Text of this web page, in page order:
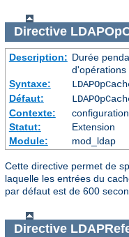
Directive
Description: Durée
d'opérations
Syntaxe:
Défaut:
Contexte:
Statut:
Extension
Module:
mod_ldap
Cette directive permet de
laquelle les entrées du
par défaut est de 600
Directive